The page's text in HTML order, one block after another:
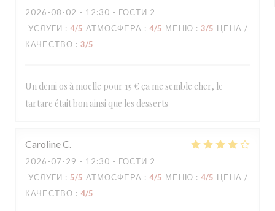
2026-08-02 - 12:30 - ГОСТИ 2
УСЛУГИ : 4/5 АТМОСФЕРА : 4/5 МЕНЮ : 3/5 ЦЕНА /
КАЧЕСТВО : 3/5
Un demi os à moelle pour 15 € ça me semble cher, le
tartare était bon ainsi que les desserts
CarolineC
2026-07-29 - 12:30 - ГОСТИ 2
УСЛУГИ : 5/5 АТМОСФЕРА : 4/5 МЕНЮ : 4/5 ЦЕНА /
КАЧЕСТВО : 4/5